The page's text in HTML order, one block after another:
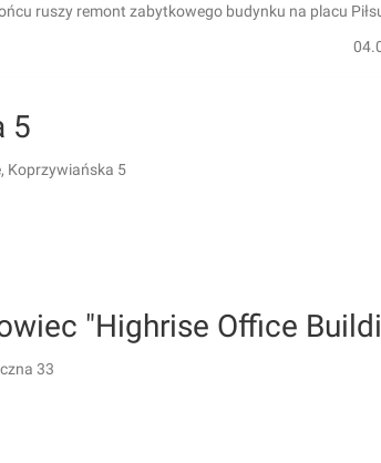
ruszy remont zabytkowego budynku na placu
5
Koprzywiańska 5
"Highrise Office
33